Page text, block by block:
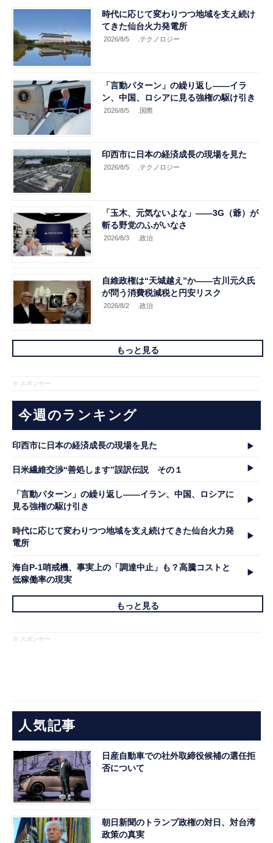
時代に応じて変わりつつ地域を支え続け
てきた仙台火力発電所
2026/8/5 .テクノロジー
「言動パターン」の繰り返し――イラ
ン、中国、ロシアに見る強権の駆け引き
2026/8/5 .国際
印西市に日本の経済成長の現場を見た
2026/8/5 .テクノロジー
「玉木、元気ないよな」――3G（爺）が
斬る野党のふがいなさ
2026/8/3 .政治
自維政権は“天城越え”か――古川元久氏
が問う消費税減税と円安リスク
2026/8/2 .政治
もっと見る
※ スポンサー
今週のランキング
印西市に日本の経済成長の現場を見た
日米繊維交渉“善処します”誤訳伝説 その１
「言動パターン」の繰り返し――イラン、中国、ロシアに
見る強権の駆け引き
時代に応じて変わりつつ地域を支え続けてきた仙台火力発
電所
海自P-1哨戒機、事実上の「調達中止」も？高騰コストと
低稼働率の現実
もっと見る
※ スポンサー
人気記事
日産自動車での社外取締役候補の選任拒
否について
朝日新聞のトランプ政権の対日、対台湾
政策の真実